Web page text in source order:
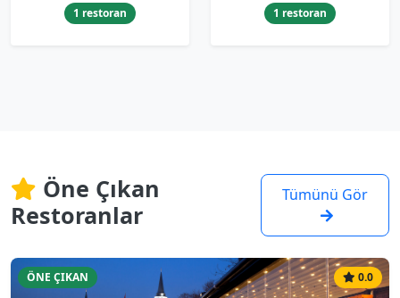
1 restoran 1 restoran
Öne Çıkan
Restoranlar
Tümünü Gör
0.0
ÖNE ÇIKAN